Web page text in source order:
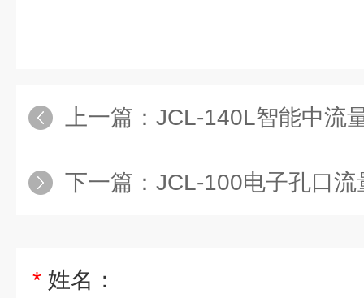
上一篇： JCL-140L智能中流
下一篇： JCL-100电子孔口流
* 姓名：